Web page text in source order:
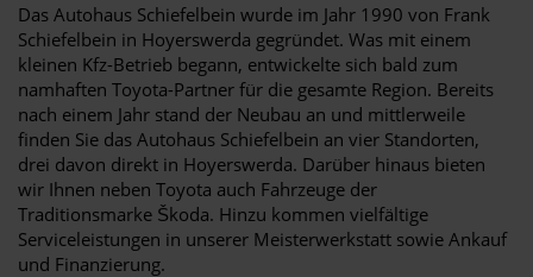
Das Autohaus Schiefelbein wurde im Jahr 1990 von Frank
Schiefelbein in Hoyerswerda gegründet. Was mit einem
kleinen Kfz-Betrieb begann, entwickelte sich bald zum
namhaften Toyota-Partner für die gesamte Region. Bereits
nach einem Jahr stand der Neubau an und mittlerweile
finden Sie das Autohaus Schiefelbein an vier Standorten,
drei davon direkt in Hoyerswerda. Darüber hinaus bieten
wir Ihnen neben Toyota auch Fahrzeuge der
Traditionsmarke Škoda. Hinzu kommen vielfältige
Serviceleistungen in unserer Meisterwerkstatt sowie Ankauf
und Finanzierung.